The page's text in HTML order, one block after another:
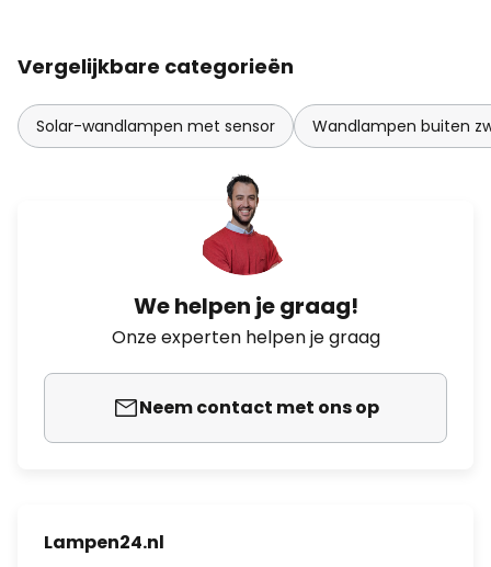
Vergelijkbare categorieën
Solar-wandlampen met sensor Wandlampen buiten
We helpen je graag!
Onze experten helpen je graag
Neem contact met ons op
Lampen24.nl